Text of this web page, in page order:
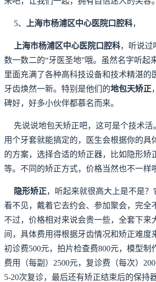
5、 上海市杨浦区中心医院口腔科，
上海市杨浦区中心医院口腔科，听说过
数一数二的“牙医圣地”哦。虽然名字听起
里面充满了各种高科技设备和技术精湛的
牙齿焕然一新。特别是他们的地包天矫正
碑好，好多小伙伴都慕名而来。
先说说地包天矫正吧，这可是个技术活
用个牙套就能搞定的，医生会根据你的具
的方案，选择合适的矫正器，比如隐形矫
等。不同的矫正方式，价格当然也不一样
隐形矫正，听起来就很高大上是不是
看不见，戴着它去约会、参加聚会，完全
不过，价格相对来说会贵一些，全套下来
间，具体费用得根据牙齿情况和矫正难度
初诊费500元，拍片检查费800元，模型制
费用（每副）2500元，复诊费（每次）
5-20次复诊，最后还有矫正结束后的保持